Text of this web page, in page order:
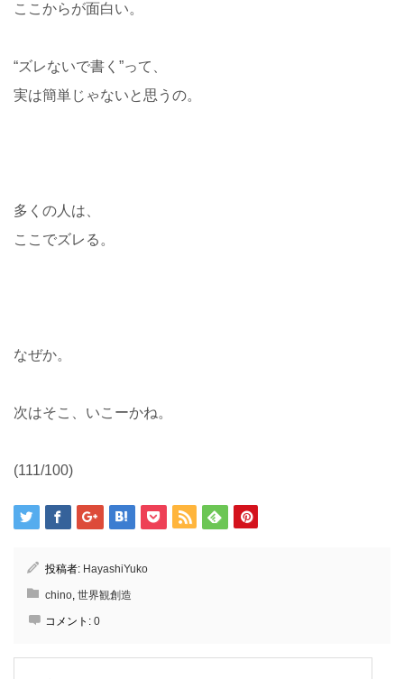
ここからが面白い。
“ズレないで書く”って、
実は簡単じゃないと思うの。
多くの人は、
ここでズレる。
なぜか。
次はそこ、いこーかね。
(111/100)
投稿者: HayashiYuko
chino, 世界観創造
コメント: 0